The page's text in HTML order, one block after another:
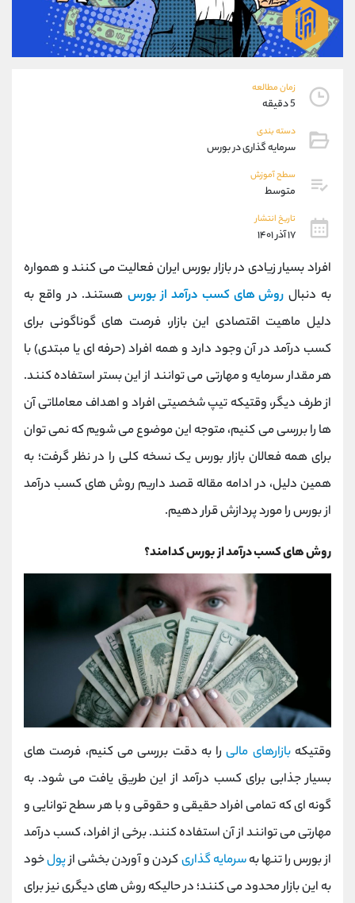
زمان مطالعه
5 دقیقه
دسته بندی
سرمایه گذاری در بورس
سطح آموزش
متوسط
تاریخ انتشار
۱۷ آذر ۱۴۰۱
افراد بسیار زیادی در بازار بورس ایران فعالیت می کنند و همواره
به دنبال روش های کسب درآمد از بورسهستند. در واقع به
دلیل ماهیت اقتصادی این بازار، فرصت های گوناگونی برای
کسب درآمد در آن وجود دارد و همه افراد (حرفه ای یا مبتدی) با
هر مقدار سرمایه و مهارتی می توانند از این بستر استفاده کنند.
از طرف دیگر، وقتیکه تیپ شخصیتی افراد و اهداف معاملاتی آن
ها را بررسی می کنیم، متوجه این موضوع می شویم که نمی توان
برای همه فعالان بازار بورس یک نسخه کلی را در نظر گرفت؛ به
همین دلیل، در ادامه مقاله قصد داریم روش های کسب درآمد
از بورس را مورد پردازش قرار دهیم.
روش های کسب درآمد از بورس کدامند؟
وقتیکهبازارهای مالیرا به دقت بررسی می کنیم، فرصت های
بسیار جذابی برای کسب درآمد از این طریق یافت می شود. به
گونه ای که تمامی افراد حقیقی و حقوقی و با هر سطح توانایی و
مهارتی می توانند از آن استفاده کنند. برخی از افراد، کسب درآمد
از بورس را تنها بهسرمایه گذاریکردن و آوردن بخشی ازپولخود
به این بازار محدود می کنند؛ در حالیکه روش های دیگری نیز برای
09194198792
واتساپ شروع گفتگو
تلگرام @Armteam_admin_33
پشتیبان فروش
موبایل
واتساپ
داخلی
اطلاعات تماس
تلفن 021-22021030
بدون پیش شماره 90001030
اینستاگرام @alireza.mehrabii
@alirezamehrabi_com